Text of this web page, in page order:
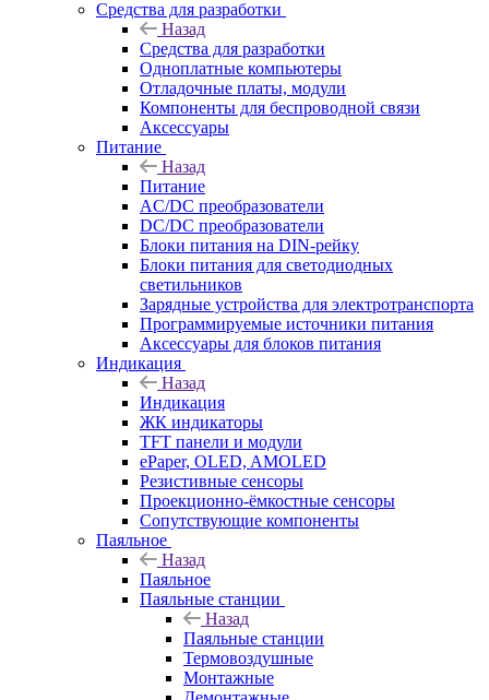
Средства для разработки
Назад
Средства для разработки
Одноплатные компьютеры
Отладочные платы, модули
Компоненты для беспроводной связи
Аксессуары
Питание
Назад
Питание
AC/DC преобразователи
DC/DC преобразователи
Блоки питания на DIN-рейку
Блоки питания для светодиодных
светильников
Зарядные устройства для электротранспорта
Программируемые источники питания
Аксессуары для блоков питания
Индикация
Назад
Индикация
ЖК индикаторы
TFT панели и модули
ePaper, OLED, AMOLED
Резистивные сенсоры
Проекционно-ёмкостные сенсоры
Сопутствующие компоненты
Паяльное
Назад
Паяльное
Паяльные станции
Назад
Паяльные станции
Термовоздушные
Монтажные